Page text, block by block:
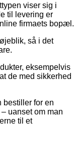
viser sig i
til levering er
firmaets bopæl.
så i det
eksempelvis
de med sikkerhed
bestiller for en
uanset om man
til et